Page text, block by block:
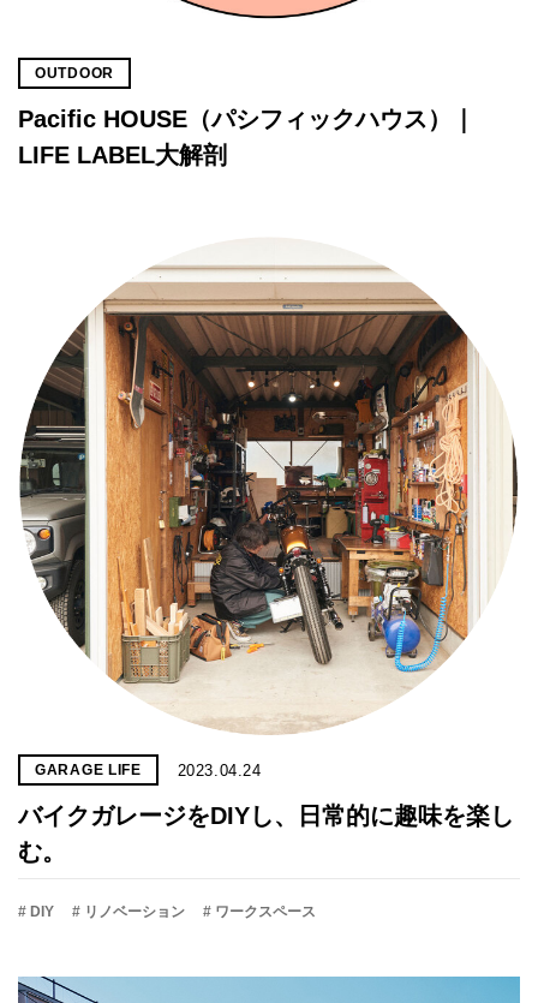
OUTDOOR
Pacific HOUSE（パシフィックハウス）｜
LIFE LABEL大解剖
GARAGE LIFE 2023.04.24
バイクガレージをDIYし、日常的に趣味を楽し
む。
# DIY # リノベーション # ワークスペース